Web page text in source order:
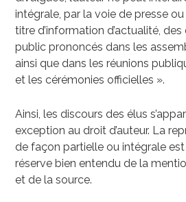
intégrale, par la voie de presse
titre d’information d’actualité,
public prononcés dans les
ainsi que dans les réunions
et les cérémonies officielles ».
Ainsi, les discours des élus
exception au droit d’auteur. La
de façon partielle ou intégrale est
réserve bien entendu de la
et de la source.